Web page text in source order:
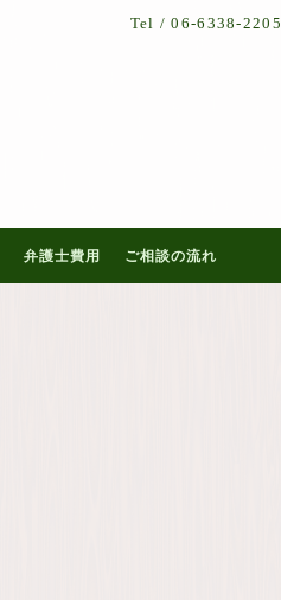
Tel / 06-6338-2205
弁護士費用 ご相談の流れ